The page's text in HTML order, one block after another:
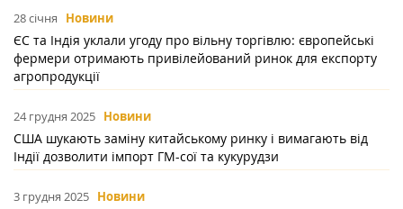
28 січня Новини
ЄС та Індія уклали угоду про вільну торгівлю: європейські
фермери отримають привілейований ринок для експорту
агропродукції
24 грудня 2025 Новини
США шукають заміну китайському ринку і вимагають від
Індії дозволити імпорт ГМ-сої та кукурудзи
3 грудня 2025 Новини